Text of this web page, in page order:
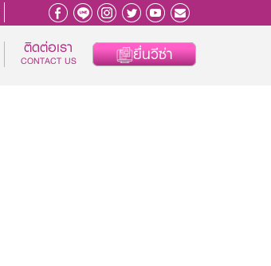
ติดต่อเรา
CONTACT US ยื่นวีซ่า